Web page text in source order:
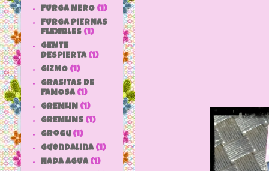
FURGA NERO (1)
FURGA PIERNAS
FLEXIBLES (1)
GENTE
DESPIERTA (1)
GIZMO (1)
GRASITAS DE
FAMOSA (1)
GREMLIN (1)
GREMLINS (1)
grogu (1)
Guendalina (1)
HADA AGUA (1)